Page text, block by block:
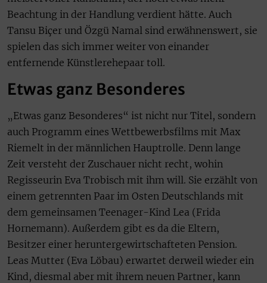
Beachtung in der Handlung verdient hätte. Auch
Tansu Biçer und Özgü Namal sind erwähnenswert, sie
spielen das sich immer weiter von einander
entfernende Künstlerehepaar toll.
Etwas ganz Besonderes
„Etwas ganz Besonderes“ ist nicht nur Titel, sondern
auch Programm eines Wettbewerbsfilms mit Max
Riemelt in der männlichen Hauptrolle. Denn lange
Zeit versteht der Zuschauer nicht recht, wohin
Regisseurin Eva Trobisch mit ihm will. Sie erzählt von
einem getrennten Paar im Osten Deutschlands mit
dem gemeinsamen Teenager-Kind Lea (Frida
Hornemann). Außerdem gibt es da die Eltern,
Besitzer einer heruntergewirtschafteten Pension.
Leas Mutter (Eva Löbau) erwartet derweil wieder ein
Kind, diesmal aber mit ihrem neuen Partner, kann